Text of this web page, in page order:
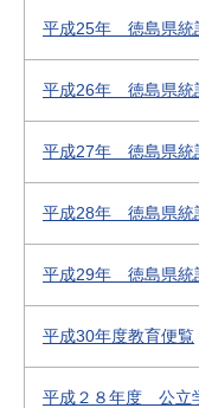
平成25年 徳島県統
平成26年 徳島県統
平成27年 徳島県統
平成28年 徳島県統
平成29年 徳島県統
平成30年度教育便覧
平成２８年度 公立